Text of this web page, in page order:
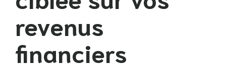
revenus
financiers